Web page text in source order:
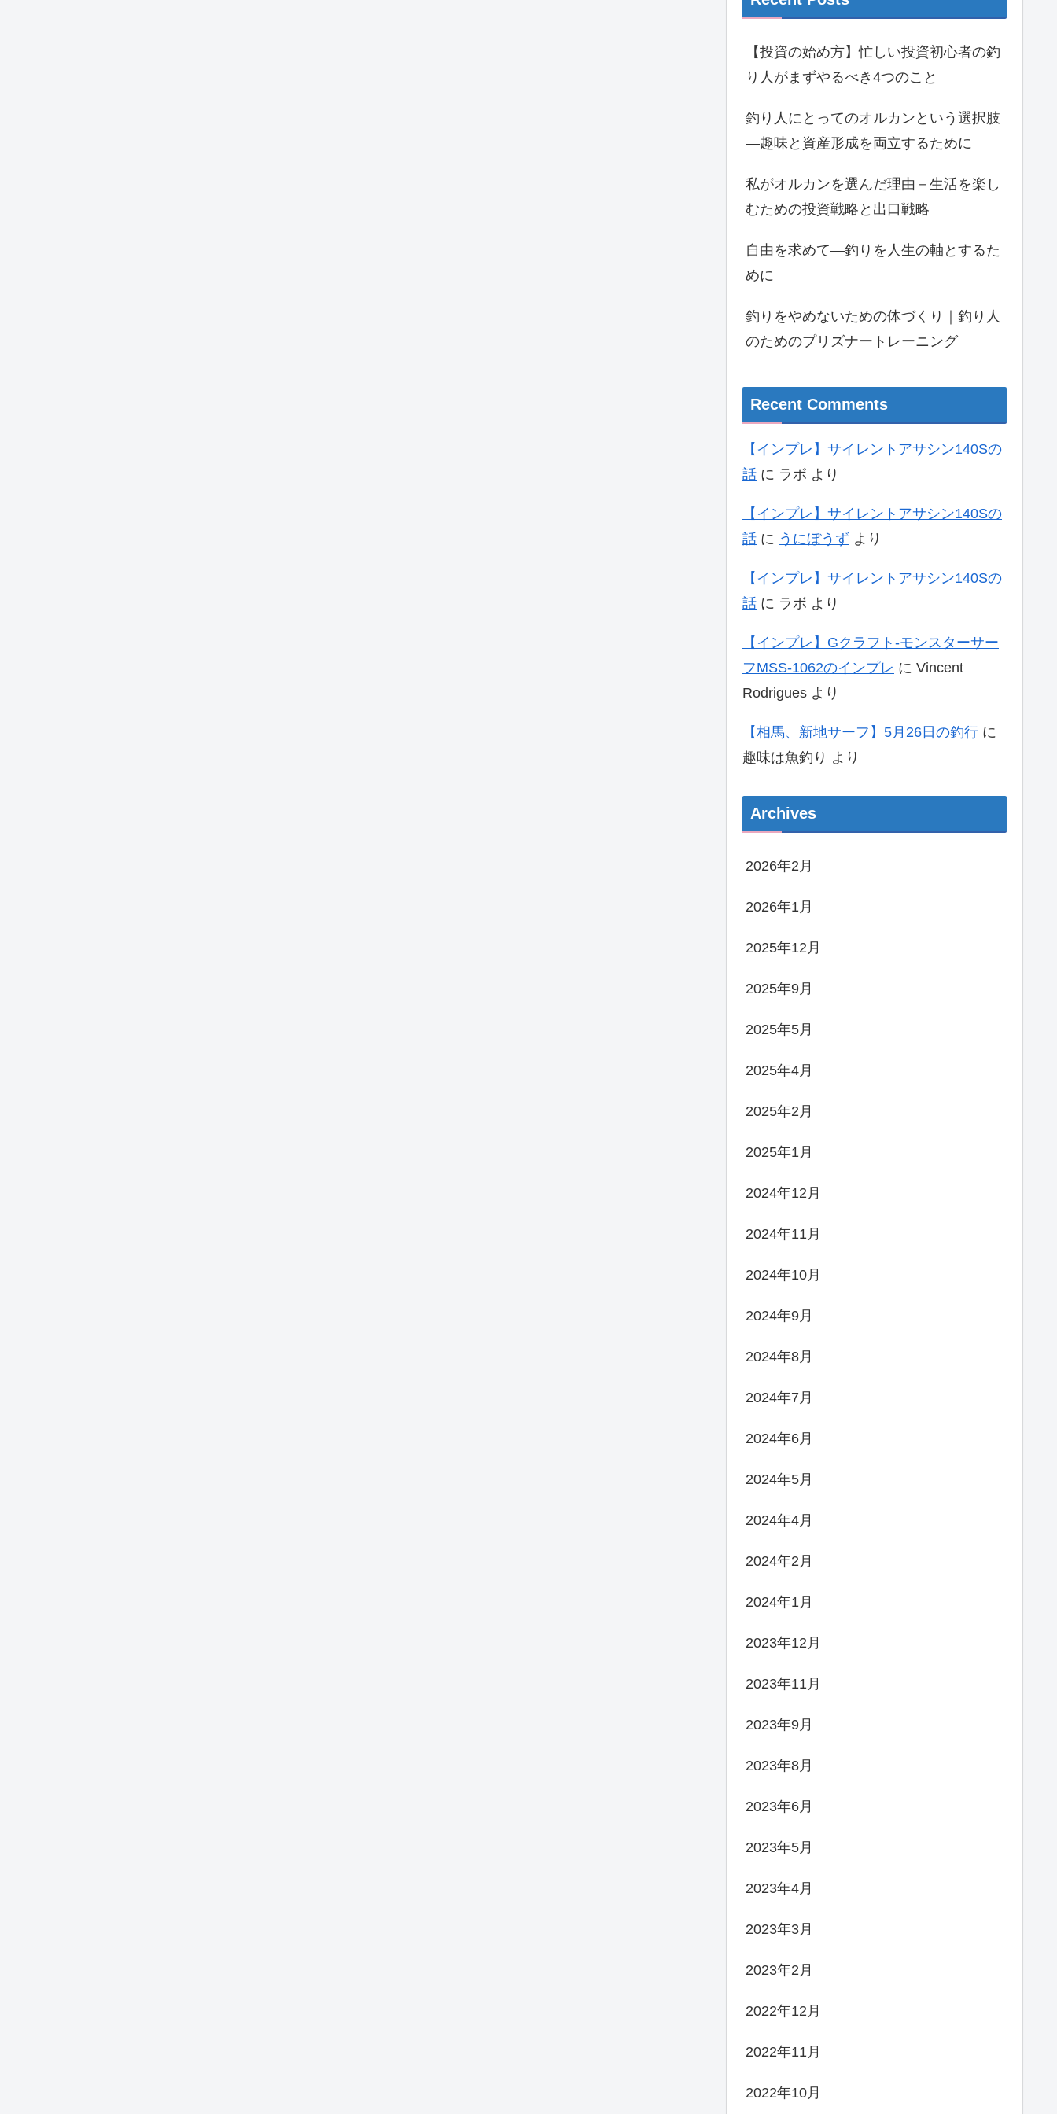
【投資の始め方】忙しい投資初心者の釣
り人がまずやるべき4つのこと
釣り人にとってのオルカンという選択肢
―趣味と資産形成を両立するために
私がオルカンを選んだ理由－生活を楽し
むための投資戦略と出口戦略
自由を求めて―釣りを人生の軸とするた
めに
釣りをやめないための体づくり｜釣り人
のためのプリズナートレーニング
Recent Comments
【インプレ】サイレントアサシン140Sの
話 に ラボ より
【インプレ】サイレントアサシン140Sの
話 に うにぼうず より
【インプレ】サイレントアサシン140Sの
話 に ラボ より
【インプレ】Gクラフト-モンスターサー
フMSS-1062のインプレ に Vincent
Rodrigues より
【相馬、新地サーフ】5月26日の釣行 に
趣味は魚釣り より
Archives
2026年2月
2026年1月
2025年12月
2025年9月
2025年5月
2025年4月
2025年2月
2025年1月
2024年12月
2024年11月
2024年10月
2024年9月
2024年8月
2024年7月
2024年6月
2024年5月
2024年4月
2024年2月
2024年1月
2023年12月
2023年11月
2023年9月
2023年8月
2023年6月
2023年5月
2023年4月
2023年3月
2023年2月
2022年12月
2022年11月
2022年10月